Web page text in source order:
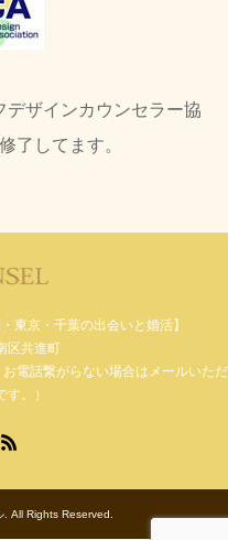
ザインカウンセラー協
了してます。
東京・千葉の出会いと婚活】
区共進町
電話繋がらない場合はメールいただ
。）
. All Rights Reserved.